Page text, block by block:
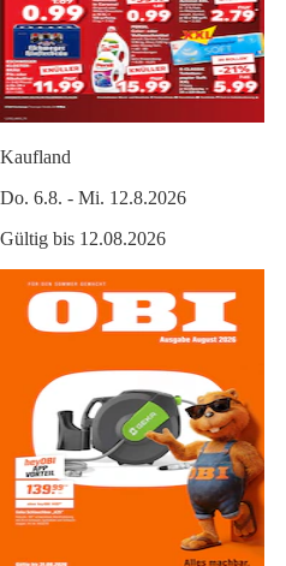
Kaufland
Do. 6.8. - Mi. 12.8.2026
Gültig bis 12.08.2026